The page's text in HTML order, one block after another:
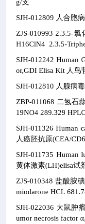
g/支
SJH-012809 人合胞
ZJS-010993 2.3.5-氯
H16ClN4 2.3.5-
SJH-012242 Human
or,GDI Elisa Kit 人鸟
SJH-012810 人腺病
ZBP-011068 二氢石
19NO4 289.329
SJH-011326 Human
人癌胚抗原(CEA/
SJH-011735 Human
黄体激素(LH)elisa试
ZJS-010348 盐酸胺
miodarone HCL
SJH-022036 大鼠肿
umor necrosis factor